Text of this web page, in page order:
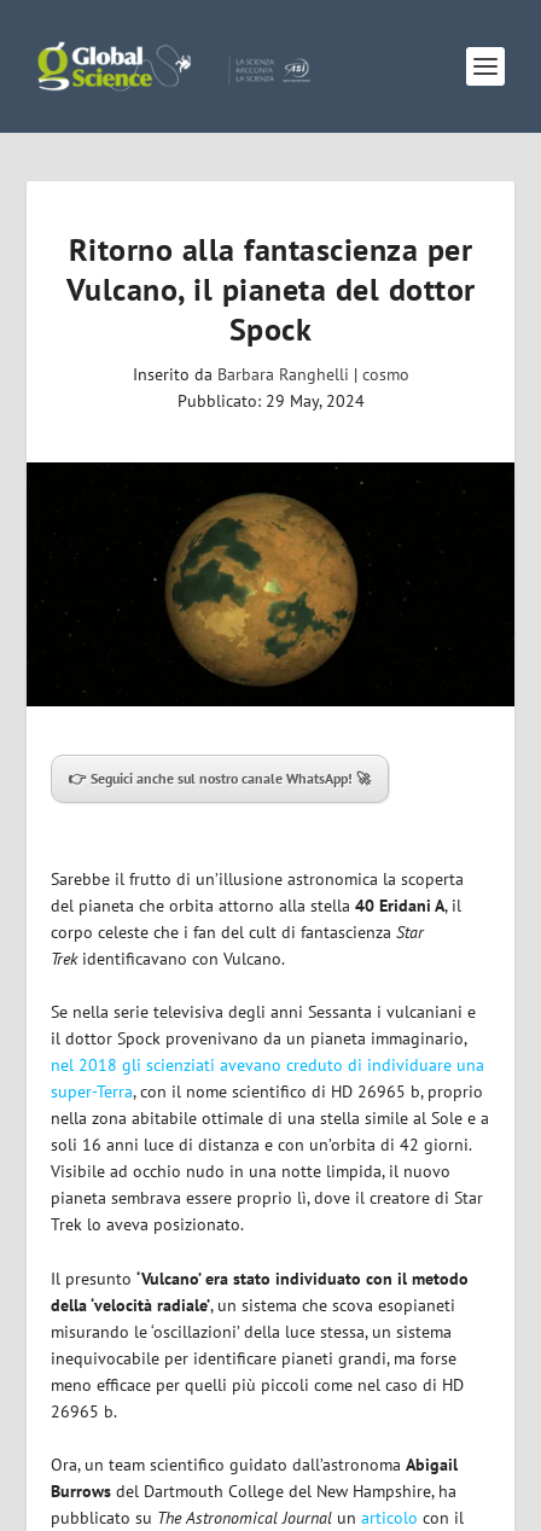
Ritorno alla fantascienza per
Vulcano, il pianeta del dottor
Spock
Inserito da Barbara Ranghelli | cosmo
Pubblicato: 29 May, 2024
👉 Seguici anche sul nostro canale WhatsApp! 🚀
Sarebbe il frutto di un’illusione astronomica la scoperta
del pianeta che orbita attorno alla stella40 Eridani A, il
corpo celeste che i fan del cult di fantascienzaStar
Trek identificavano con Vulcano.
Se nella serie televisiva degli anni Sessanta i vulcaniani e
il dottor Spock provenivano da un pianeta immaginario,
nel 2018 gli scienziati avevano creduto di individuare una
super-Terra, con il nome scientifico di HD 26965 b, proprio
nella zona abitabile ottimale di una stella simile al Sole e a
soli 16 anni luce di distanza e con un’orbita di 42 giorni.
Visibile ad occhio nudo in una notte limpida, il nuovo
pianeta sembrava essere proprio lì, dove il creatore di Star
Trek lo aveva posizionato.
Il presunto‘Vulcano’ era stato individuato con il metodo
della ‘velocità radiale’, un sistema che scova esopianeti
misurando le ‘oscillazioni’ della luce stessa, un sistema
inequivocabile per identificare pianeti grandi, ma forse
meno efficace per quelli più piccoli come nel caso di HD
26965 b.
Ora, un team scientifico guidato dall’astronomaAbigail
Burrows del Dartmouth College del New Hampshire, ha
pubblicato su The Astronomical Journal unarticolo con il